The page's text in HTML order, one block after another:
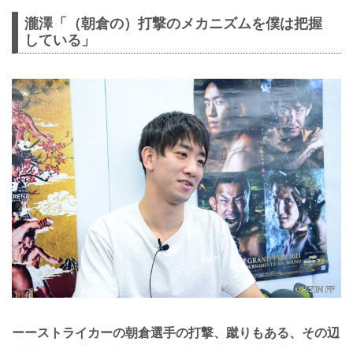
瀧澤「（朝倉の）打撃のメカニズムを僕は把握
している」
ーーストライカーの朝倉選手の打撃、蹴りもある、その辺